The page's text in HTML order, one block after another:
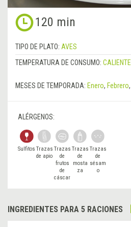
120 min
TIPO DE PLATO: AVES
TEMPERATURA DE CONSUMO: CALIENTE
MESES DE TEMPORADA: Enero, Febrero,
ALÉRGENOS:
Sulfitos Trazas
de apio
Trazas
de
frutos
de
cáscar
Trazas
de
mosta
za
Trazas
de
sésam
o
INGREDIENTES PARA 5 RACIONES